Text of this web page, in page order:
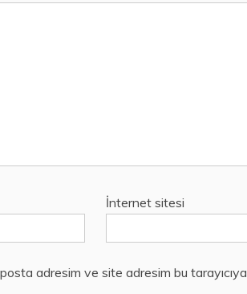
İnternet sitesi
adresim ve site adresim bu tarayıcıya